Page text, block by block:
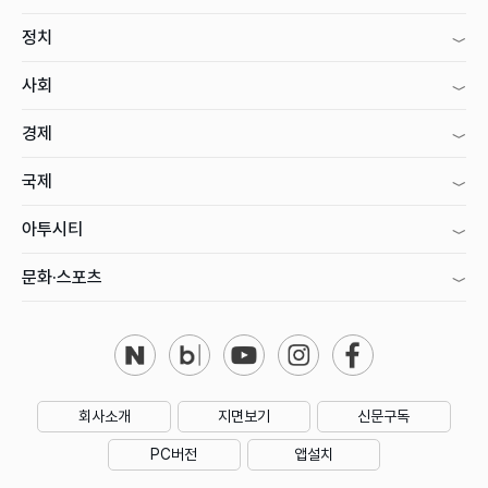
정치
사회
경제
국제
아투시티
문화·스포츠
회사소개 지면보기 신문구독
PC버전 앱설치